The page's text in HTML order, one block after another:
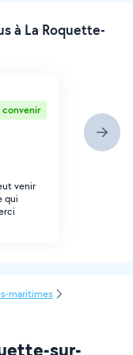
à La Roquette-
convenir
venir
qui
maritimes
sur-